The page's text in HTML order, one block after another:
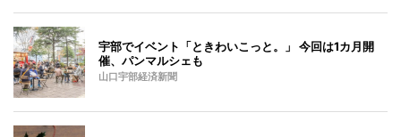
宇部でイベント「ときわいこっと。」 今回は1カ月開
催、パンマルシェも
山口宇部経済新聞